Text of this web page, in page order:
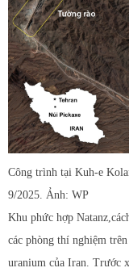
Công trình tại Kuh-e
9/2025. Ảnh: WP
Khu phức hợp
các phòng thí nghiệm
uranium của Iran. Trước